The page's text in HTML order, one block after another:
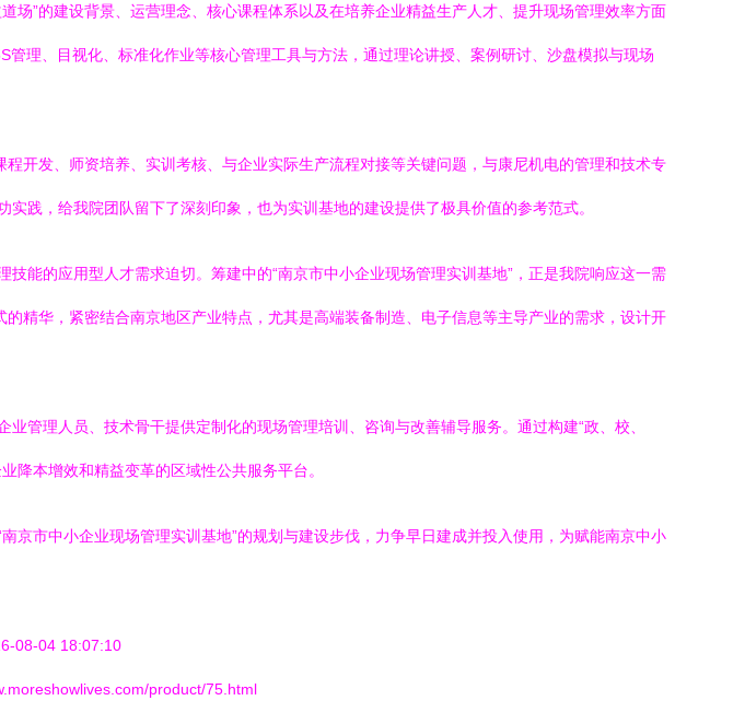
”的建设背景、运营理念、核心课程体系以及在培养企业精益生产人才、提升现场管理效率方面
理、目视化、标准化作业等核心管理工具与方法，通过理论讲授、案例研讨、沙盘模拟与现场
开发、师资培养、实训考核、与企业实际生产流程对接等关键问题，与康尼机电的管理和技术专
践，给我院团队留下了深刻印象，也为实训基地的建设提供了极具价值的参考范式。
能的应用型人才需求迫切。筹建中的“南京市中小企业现场管理实训基地”，正是我院响应这一需
精华，紧密结合南京地区产业特点，尤其是高端装备制造、电子信息等主导产业的需求，设计开
管理人员、技术骨干提供定制化的现场管理培训、咨询与改善辅导服务。通过构建“政、校、
降本增效和精益变革的区域性公共服务平台。
市中小企业现场管理实训基地”的规划与建设步伐，力争早日建成并投入使用，为赋能南京中小
08-04 18:07:10
product/75.html